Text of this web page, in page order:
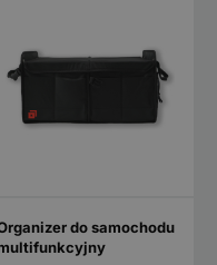
do samochodu